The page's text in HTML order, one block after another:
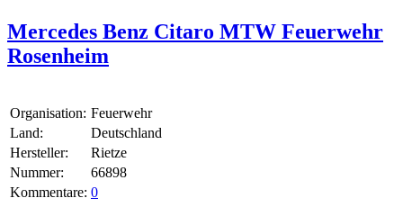
Mercedes Benz Citaro MTW Feuerwehr
Rosenheim
Organisation: Feuerwehr
Land:
Deutschland
Hersteller:
Rietze
Nummer:
66898
Kommentare: 0